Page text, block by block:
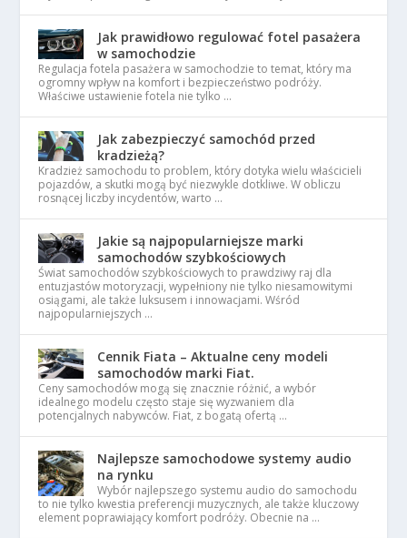
Jak prawidłowo regulować fotel pasażera
w samochodzie
Regulacja fotela pasażera w samochodzie to temat, który ma
ogromny wpływ na komfort i bezpieczeństwo podróży.
Właściwe ustawienie fotela nie tylko …
Jak zabezpieczyć samochód przed
kradzieżą?
Kradzież samochodu to problem, który dotyka wielu właścicieli
pojazdów, a skutki mogą być niezwykle dotkliwe. W obliczu
rosnącej liczby incydentów, warto …
Jakie są najpopularniejsze marki
samochodów szybkościowych
Świat samochodów szybkościowych to prawdziwy raj dla
entuzjastów motoryzacji, wypełniony nie tylko niesamowitymi
osiągami, ale także luksusem i innowacjami. Wśród
najpopularniejszych …
Cennik Fiata – Aktualne ceny modeli
samochodów marki Fiat.
Ceny samochodów mogą się znacznie różnić, a wybór
idealnego modelu często staje się wyzwaniem dla
potencjalnych nabywców. Fiat, z bogatą ofertą …
Najlepsze samochodowe systemy audio
na rynku
Wybór najlepszego systemu audio do samochodu
to nie tylko kwestia preferencji muzycznych, ale także kluczowy
element poprawiający komfort podróży. Obecnie na …